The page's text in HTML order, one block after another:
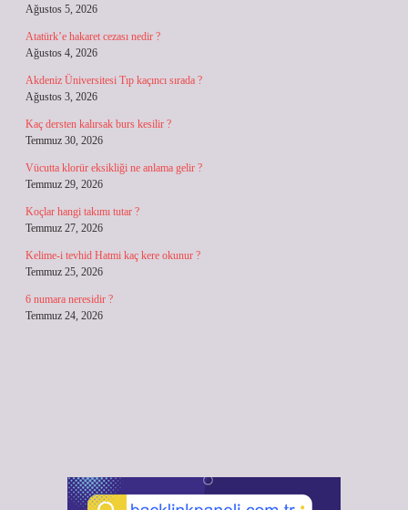
Ağustos 5, 2026
Atatürk’e hakaret cezası nedir ?
Ağustos 4, 2026
Akdeniz Üniversitesi Tıp kaçıncı sırada ?
Ağustos 3, 2026
Kaç dersten kalırsak burs kesilir ?
Temmuz 30, 2026
Vücutta klorür eksikliği ne anlama gelir ?
Temmuz 29, 2026
Koçlar hangi takımı tutar ?
Temmuz 27, 2026
Kelime-i tevhid Hatmi kaç kere okunur ?
Temmuz 25, 2026
6 numara neresidir ?
Temmuz 24, 2026